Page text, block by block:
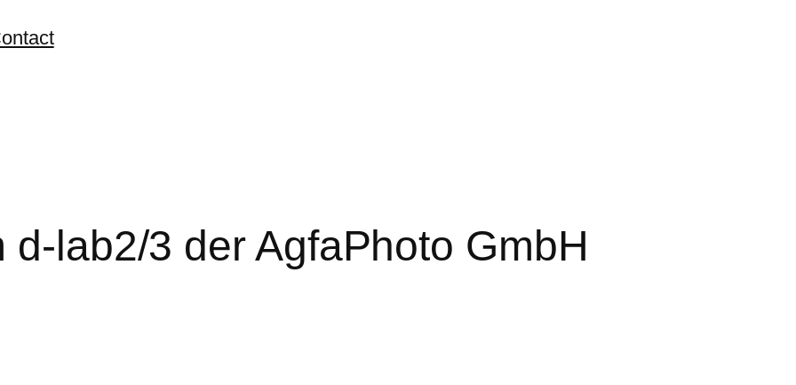
lab2/3 der AgfaPhoto GmbH